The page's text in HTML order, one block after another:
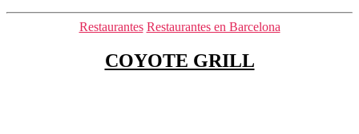
Categorías
Restaurantes Restaurantes en Barcelona
COYOTE GRILL